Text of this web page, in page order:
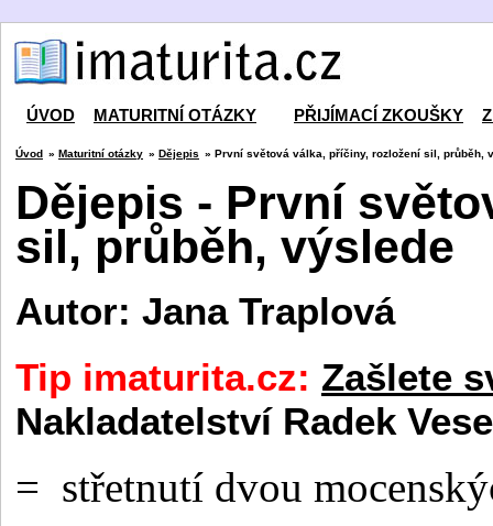
ÚVOD MATURITNÍ OTÁZKY PŘIJÍMACÍ ZKOUŠKY
Úvod » Maturitní otázky » Dějepis » První světová válka, příčiny, rozložení sil, průběh,
Dějepis - První
sil, průběh, výslede
Autor: Jana Traplová
Tip imaturita.cz: Zašlete
Nakladatelství Radek
= střetnutí dvou